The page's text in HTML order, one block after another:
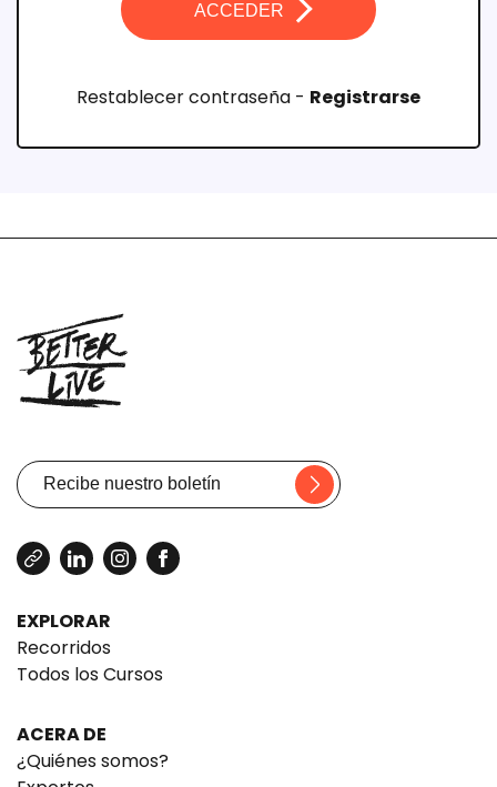
ACCEDER
Restablecer contraseña - Registrarse
EXPLORAR
Recorridos
Todos los Cursos
ACERA DE
¿Quiénes somos?